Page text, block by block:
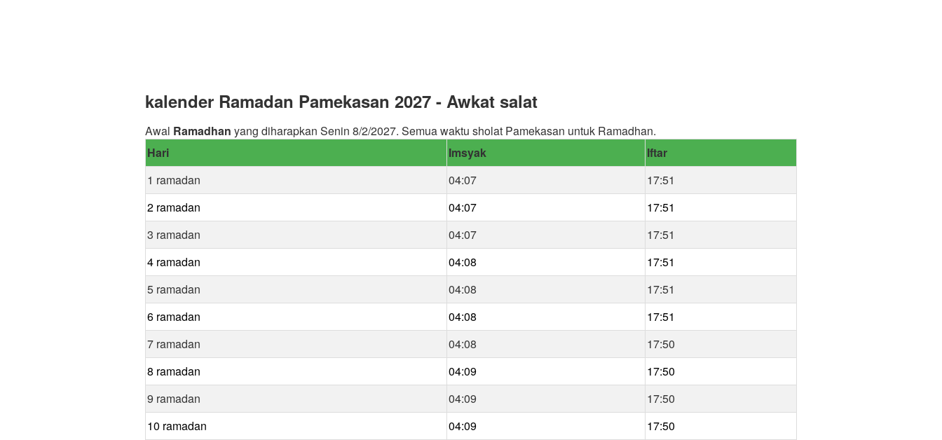
kalender Ramadan Pamekasan 2027 - Awkat salat
Awal Ramadhan yang diharapkan Senin 8/2/2027. Semua waktu sholat Pamekasan untuk Ramadhan.
Hari
Imsyak
Iftar
1 ramadan
04:07
17:51
2 ramadan
04:07
17:51
3 ramadan
04:07
17:51
4 ramadan
04:08
17:51
5 ramadan
04:08
17:51
6 ramadan
04:08
17:51
7 ramadan
04:08
17:50
8 ramadan
04:09
17:50
9 ramadan
04:09
17:50
10 ramadan
04:09 17:50